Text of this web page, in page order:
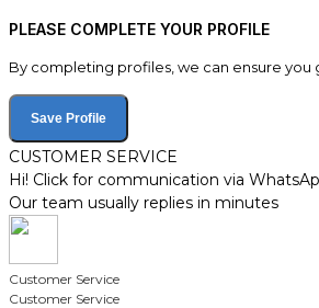
PLEASE COMPLETE YOUR PROFILE
By completing profiles, we can ensure you
Save Profile
CUSTOMER SERVICE
Hi! Click for communication via
Our team usually replies in minutes
Customer Service
Customer Service